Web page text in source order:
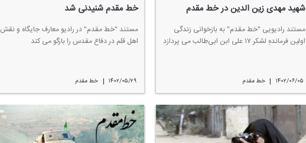
شهید مهدی زین الدین در خط مقدم
مستند رادیویی "خط مقدم" به بازخوانی زندگی
اولین فرماندهِ لشكر ۱۷ علی ابن ابی‌طالب می پردازد
۱۴۰۲/۰۶/۰۵ | خط مقدم
خط مقدم شنیدنی شد
مستند "خط مقدم" در رادیو معارف جایگاه و نقش
اهل قلم در دفاع مقدس را بازگو می كند
۱۴۰۲/۰۵/۲۹ | خط مقدم